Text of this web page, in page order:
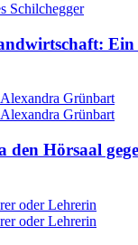
Ein
den Hörsaal